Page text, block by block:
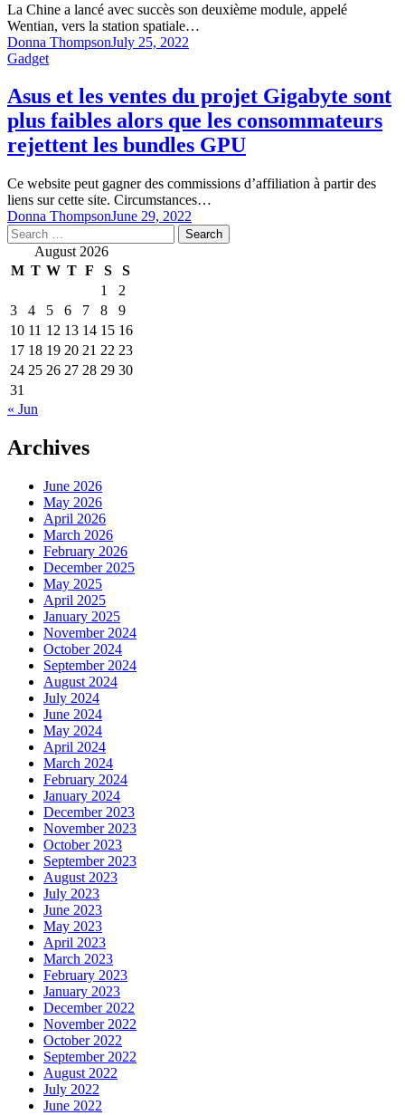
La Chine a lancé avec succès son deuxième module, appelé
Wentian, vers la station spatiale…
Donna ThompsonJuly 25, 2022
Gadget
Asus et les ventes du projet Gigabyte sont
plus faibles alors que les consommateurs
rejettent les bundles GPU
Ce website peut gagner des commissions d’affiliation à partir des
liens sur cette site. Circumstances…
Donna ThompsonJune 29, 2022
Search
for: August 2026
M T W T F S
S
1
2
3
4 5 6 7 8
9
10 11 12 13 14 15 16
17 18 19 20 21 22 23
24 25 26 27 28 29 30
31
« Jun
Archives
June 2026
May 2026
April 2026
March 2026
February 2026
December 2025
May 2025
April 2025
January 2025
November 2024
October 2024
September 2024
August 2024
July 2024
June 2024
May 2024
April 2024
March 2024
February 2024
January 2024
December 2023
November 2023
October 2023
September 2023
August 2023
July 2023
June 2023
May 2023
April 2023
March 2023
February 2023
January 2023
December 2022
November 2022
October 2022
September 2022
August 2022
July 2022
June 2022